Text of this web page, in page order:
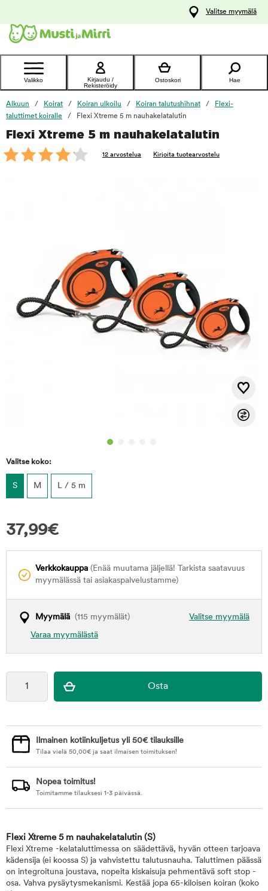
Ota yhteyttä
asiakaspalveluun
Valitse myymälä
Valikko
Kirjaudu /
Rekisteröidy
Ostoskori Hae
Alkuun Koirat Koiran ulkoilu Koiran talutushihnat
Flexi-
taluttimet koiralle
Flexi Xtreme 5 m nauhakelatalutin
Flexi Xtreme 5 m nauhakelatalutin
12 arvostelua Kirjoita tuotearvostelu
Valitse koko:
S M L / 5 m
37,99€
Verkkokauppa (Enää muutama jäljellä! Tarkista saatavuus
myymälässä tai asiakaspalvelustamme)
Valitse myymälä
Myymälä (115 myymälät)
Varaa myymälästä
foo
Ilmainen kotiinkuljetus yli 50€ tilauksille
Tilaa vielä 50,00€ ja saat ilmaisen toimituksen!
Nopea toimitus!
Toimitamme tilauksesi 1-3 päivässä.
Flexi Xtreme 5 m nauhakelatalutin (S)
Flexi Xtreme -kelataluttimessa on säädettävä, hyvän otteen tarjoava
kädensija (ei koossa S) ja vahvistettu talutusnauha. Taluttimen päässä
on integroituna joustava, nopeita kiskaisuja pehmentävä soft stop -
osa. Vahva pysäytysmekanismi. Kestää jopa 65-kiloisen koiran (koko